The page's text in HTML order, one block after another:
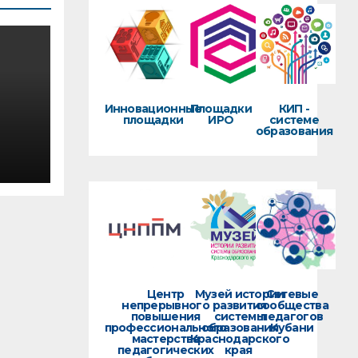
Инновационные
площадки
Площадки
ИРО
КИП -
системе
образования
Центр
непрерывного
повышения
профессионального
мастерства
педагогических
Музей истории
развития
системы
образования
Краснодарского
края
Сетевые
сообщества
педагогов
Кубани